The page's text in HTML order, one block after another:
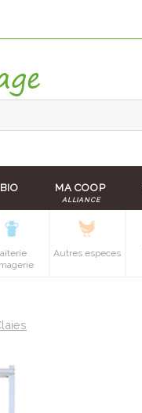
BIO MA COOP
ALLIANCE
Autres especes